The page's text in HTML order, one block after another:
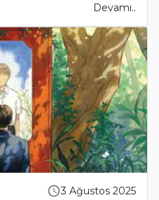
Devamı..
3 Ağustos 2025